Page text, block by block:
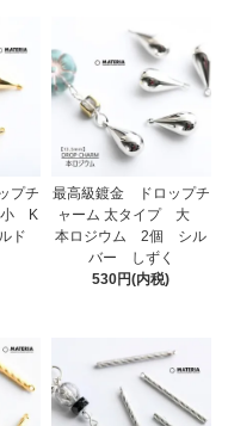
プチ
小 K
ド
最高級鍍金 ドロップチ
ャーム 太タイプ 大
本ロジウム 2個 シル
バー しずく
530円(内税)